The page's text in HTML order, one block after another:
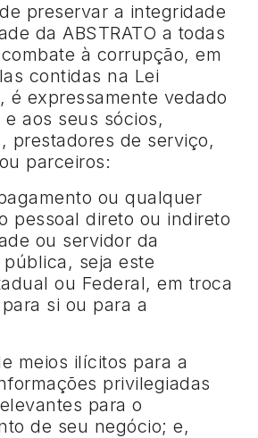
preservar a integridade
da ABSTRATO a todas
à corrupção, em
contidas na Lei
é expressamente vedado
aos seus sócios,
prestadores de serviço,
parceiros:
ou qualquer
pessoal direto ou indireto
ou servidor da
seja este
ou Federal, em troca
si ou para a
meios ilícitos para a
privilegiadas
para o
de seu negócio; e,